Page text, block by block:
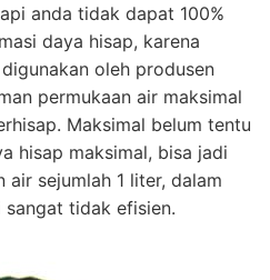
anda tidak dapat 100%
daya hisap, karena
oleh produsen
permukaan air maksimal
Maksimal belum tentu
hisap maksimal, bisa jadi
air sejumlah 1 liter, dalam
sangat tidak efisien.